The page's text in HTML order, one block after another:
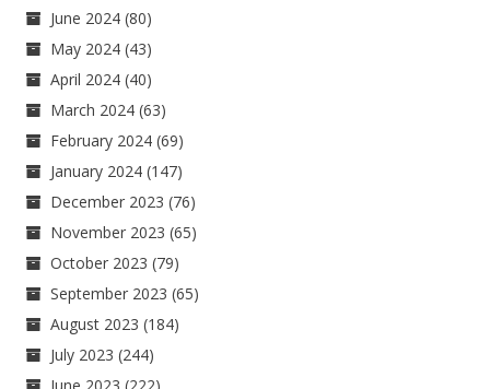
June 2024 (80)
May 2024 (43)
April 2024 (40)
March 2024 (63)
February 2024 (69)
January 2024 (147)
December 2023 (76)
November 2023 (65)
October 2023 (79)
September 2023 (65)
August 2023 (184)
July 2023 (244)